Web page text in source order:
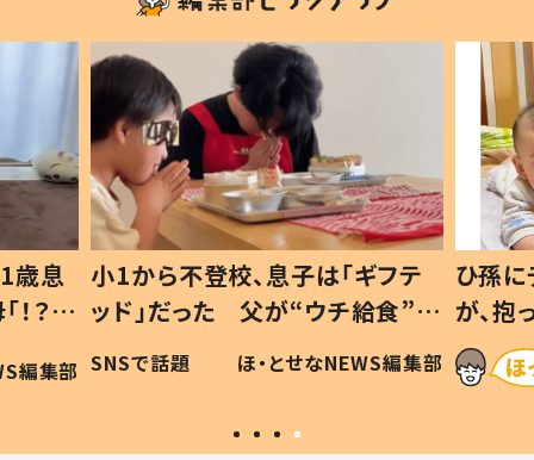
歳息
？」
編集部
小1から不登校、息子は「ギフテ
ッド」だった 父が“ウチ給食”を
作り続ける理由とは #令和の親
#令和の子
SNSで話題 ほ・とせなNEWS編集部
ひ孫
が、
「涙が
い」